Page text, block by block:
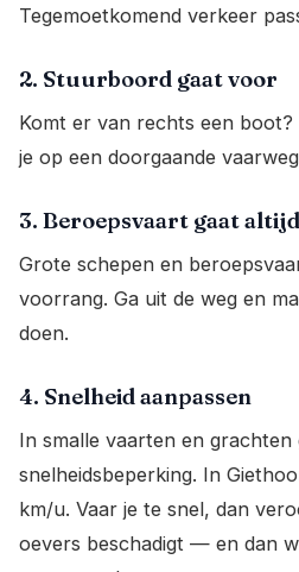
Tegemoetkomend verkeer
2. Stuurboord gaat voor
Komt er van rechts een
je op een doorgaande
3. Beroepsvaart gaat
Grote schepen en
voorrang. Ga uit de weg en
doen.
4. Snelheid aanpassen
In smalle vaarten en grachten
snelheidsbeperking. In
km/u. Vaar je te snel, dan
oevers beschadigt — en dan